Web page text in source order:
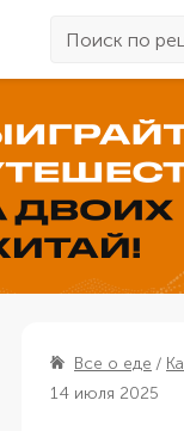
Все о еде
14 июля 2025